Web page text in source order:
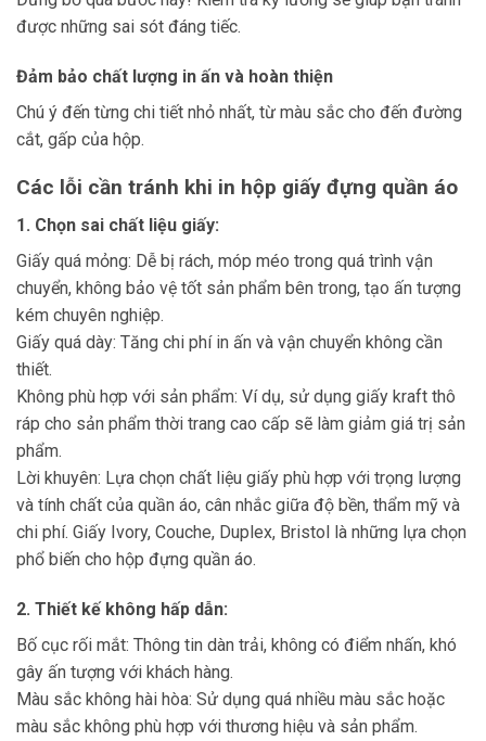
được những sai sót đáng tiếc.
Đảm bảo chất lượng in ấn và hoàn thiện
Chú ý đến từng chi tiết nhỏ nhất, từ màu sắc cho đến đường
cắt, gấp của hộp.
Các lỗi cần tránh khi in hộp giấy đựng quần áo
1. Chọn sai chất liệu giấy:
Giấy quá mỏng: Dễ bị rách, móp méo trong quá trình vận
chuyển, không bảo vệ tốt sản phẩm bên trong, tạo ấn tượng
kém chuyên nghiệp.
Giấy quá dày: Tăng chi phí in ấn và vận chuyển không cần
thiết.
Không phù hợp với sản phẩm: Ví dụ, sử dụng giấy kraft thô
ráp cho sản phẩm thời trang cao cấp sẽ làm giảm giá trị sản
phẩm.
Lời khuyên: Lựa chọn chất liệu giấy phù hợp với trọng lượng
và tính chất của quần áo, cân nhắc giữa độ bền, thẩm mỹ và
chi phí. Giấy Ivory, Couche, Duplex, Bristol là những lựa chọn
phổ biến cho hộp đựng quần áo.
2. Thiết kế không hấp dẫn:
Bố cục rối mắt: Thông tin dàn trải, không có điểm nhấn, khó
gây ấn tượng với khách hàng.
Màu sắc không hài hòa: Sử dụng quá nhiều màu sắc hoặc
màu sắc không phù hợp với thương hiệu và sản phẩm.